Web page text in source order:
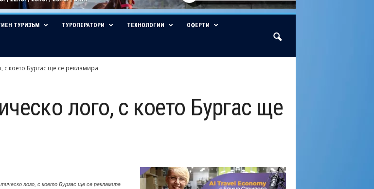
ТУРИЗЪМ ТУРОПЕРАТОРИ ТЕХНОЛОГИИ ОФЕРТИ
с което Бургас ще се рекламира
лого, с което Бургас ще
лого, с което Бургас ще се рекламира